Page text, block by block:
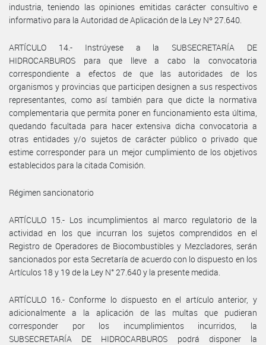
industria, teniendo las opiniones emitidas carácter consultivo e
informativo para la Autoridad de Aplicación de la Ley Nº 27.640.
ARTÍCULO 14.- Instrúyese a la SUBSECRETARÍA DE
HIDROCARBUROS para que lleve a cabo la convocatoria
correspondiente a efectos de que las autoridades de los
organismos y provincias que participen designen a sus respectivos
representantes, como así también para que dicte la normativa
complementaria que permita poner en funcionamiento esta última,
quedando facultada para hacer extensiva dicha convocatoria a
otras entidades y/o sujetos de carácter público o privado que
estime corresponder para un mejor cumplimiento de los objetivos
establecidos para la citada Comisión.
Régimen sancionatorio
ARTÍCULO 15.- Los incumplimientos al marco regulatorio de la
actividad en los que incurran los sujetos comprendidos en el
Registro de Operadores de Biocombustibles y Mezcladores, serán
sancionados por esta Secretaría de acuerdo con lo dispuesto en los
Artículos 18 y 19 de la Ley N° 27.640 y la presente medida.
ARTÍCULO 16.- Conforme lo dispuesto en el artículo anterior, y
adicionalmente a la aplicación de las multas que pudieran
corresponder por los incumplimientos incurridos, la
SUBSECRETARÍA DE HIDROCARBUROS podrá disponer la